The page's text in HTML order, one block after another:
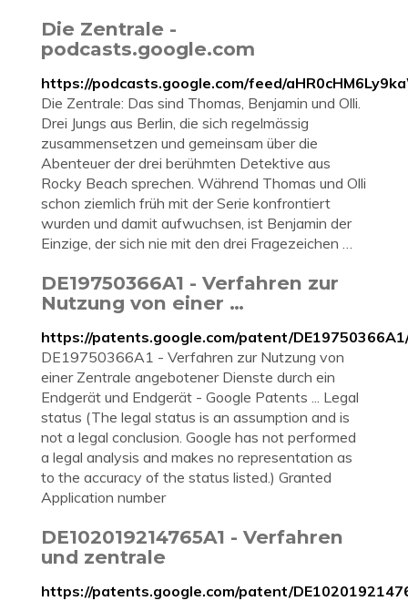
Die Zentrale -
podcasts.google.com
https://podcasts.google.com/feed/
Die Zentrale: Das sind Thomas, Benjamin und Olli.
Drei Jungs aus Berlin, die sich regelmässig
zusammensetzen und gemeinsam über die
Abenteuer der drei berühmten Detektive aus
Rocky Beach sprechen. Während Thomas und Olli
schon ziemlich früh mit der Serie konfrontiert
wurden und damit aufwuchsen, ist Benjamin der
Einzige, der sich nie mit den drei Fragezeichen …
DE19750366A1 - Verfahren zur
Nutzung von einer …
https://patents.google.com/patent/
DE19750366A1 - Verfahren zur Nutzung von
einer Zentrale angebotener Dienste durch ein
Endgerät und Endgerät - Google Patents ... Legal
status (The legal status is an assumption and is
not a legal conclusion. Google has not performed
a legal analysis and makes no representation as
to the accuracy of the status listed.) Granted
Application number
DE102019214765A1 - Verfahren
und zentrale
https://patents.google.com/patent/